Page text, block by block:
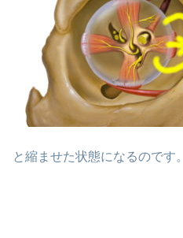
と縮ませた状態になるのです。